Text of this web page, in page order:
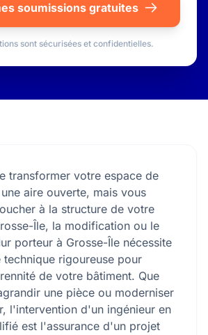
soumissions gratuites
sont sécurisées et confidentielles.
transformer votre espace de
aire ouverte, mais vous
à la structure de votre
Île, la modification ou le
porteur à Grosse-Île nécessite
technique rigoureuse pour
de votre bâtiment. Que
une pièce ou moderniser
l'intervention d'un ingénieur en
est l'assurance d'un projet